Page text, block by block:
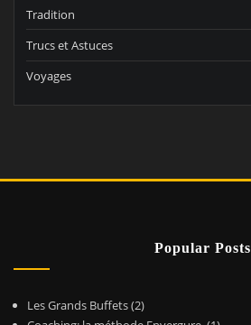
Tradition
Trucs et Astuces
Voyages
Popular Posts
Les Grands Buffets(2)